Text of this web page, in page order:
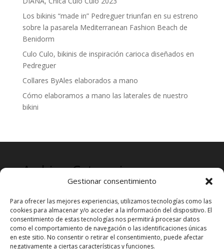
Gestionar consentimiento
Para ofrecer las mejores experiencias, utilizamos tecnologías como las
cookies para almacenar y/o acceder a la información del dispositivo. El
consentimiento de estas tecnologías nos permitirá procesar datos
como el comportamiento de navegación o las identificaciones únicas
en este sitio. No consentir o retirar el consentimiento, puede afectar
negativamente a ciertas características y funciones.
Los bikinis “made in” Pedreguer triunfan en su estreno
sobre la pasarela Mediterranean Fashion Beach de
Benidorm
Culo Culo, bikinis de inspiración carioca diseñados en
Pedreguer
Collares ByAles elaborados a mano
Cómo elaboramos a mano las laterales de nuestro
bikini
ArchivesCategories
Prensa